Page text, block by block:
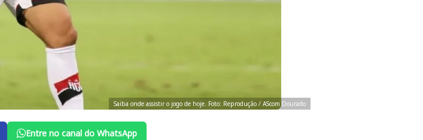
Saiba onde assistir o jogo de hoje. Foto: Reprodução / AScom Dourado
Entre no canal do WhatsApp